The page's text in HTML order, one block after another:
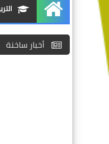
الرئيسية
أخبار ساخنة